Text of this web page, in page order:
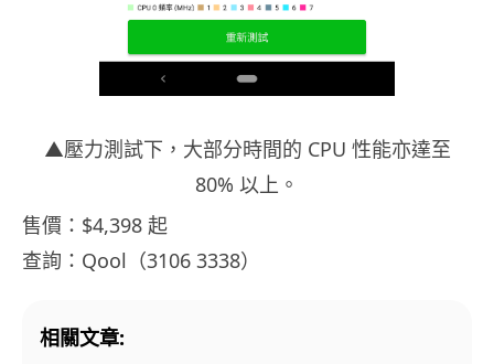
▲壓力測試下，大部分時間的 CPU 性能亦達至
80% 以上。
售價：$4,398 起
查詢：Qool（3106 3338）
相關文章: